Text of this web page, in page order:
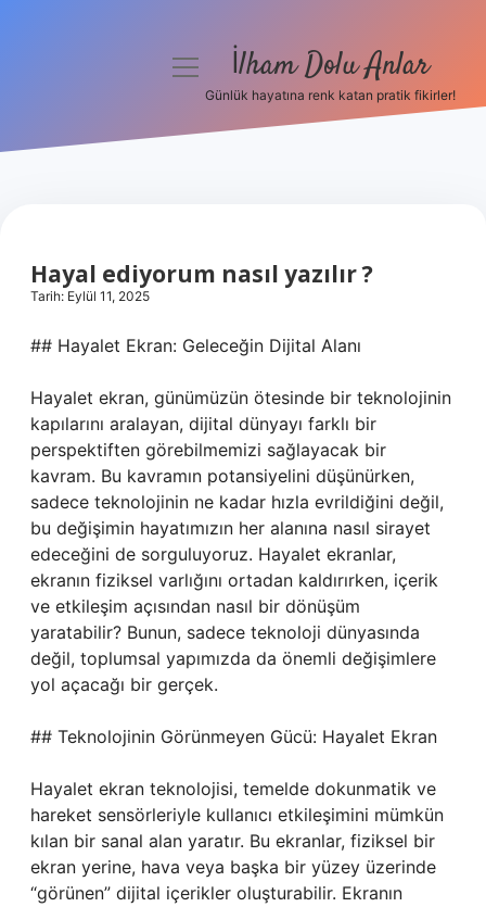
Hakkımızda
menüyü İlham Dolu Anlar
Günlük hayatına renk katan pratik fikirler!
Hayal ediyorum nasıl yazılır ?
Tarih: Eylül 11, 2025
## Hayalet Ekran: Geleceğin Dijital Alanı
Hayalet ekran, günümüzün ötesinde bir teknolojinin
kapılarını aralayan, dijital dünyayı farklı bir
perspektiften görebilmemizi sağlayacak bir
kavram. Bu kavramın potansiyelini düşünürken,
sadece teknolojinin ne kadar hızla evrildiğini değil,
bu değişimin hayatımızın her alanına nasıl sirayet
edeceğini de sorguluyoruz. Hayalet ekranlar,
ekranın fiziksel varlığını ortadan kaldırırken, içerik
ve etkileşim açısından nasıl bir dönüşüm
yaratabilir? Bunun, sadece teknoloji dünyasında
değil, toplumsal yapımızda da önemli değişimlere
yol açacağı bir gerçek.
## Teknolojinin Görünmeyen Gücü: Hayalet Ekran
Hayalet ekran teknolojisi, temelde dokunmatik ve
hareket sensörleriyle kullanıcı etkileşimini mümkün
kılan bir sanal alan yaratır. Bu ekranlar, fiziksel bir
ekran yerine, hava veya başka bir yüzey üzerinde
“görünen” dijital içerikler oluşturabilir. Ekranın